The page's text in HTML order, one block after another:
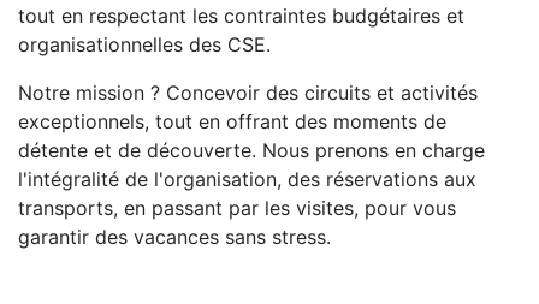
tout en respectant les contraintes budgétaires et
organisationnelles des CSE.
Notre mission ? Concevoir des circuits et activités
exceptionnels, tout en offrant des moments de
détente et de découverte. Nous prenons en charge
l'intégralité de l'organisation, des réservations aux
transports, en passant par les visites, pour vous
garantir des vacances sans stress.